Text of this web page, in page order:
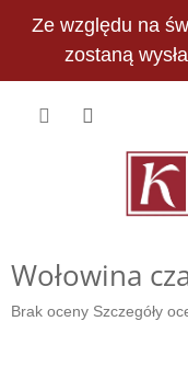
Ze względu na
zostaną
PLN
Wołowina
Średnia
Brak oceny Szczegóły